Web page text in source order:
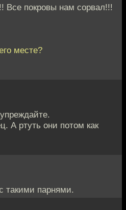
Все покровы нам сорвал!!!
месте?
А ртуть они потом как
такими парнями.